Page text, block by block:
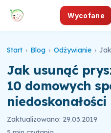
Wycofane
Start › Blog › Odżywianie ›
Jak usunąć
10 domowych
Zaktualizowano: 29.03.2019